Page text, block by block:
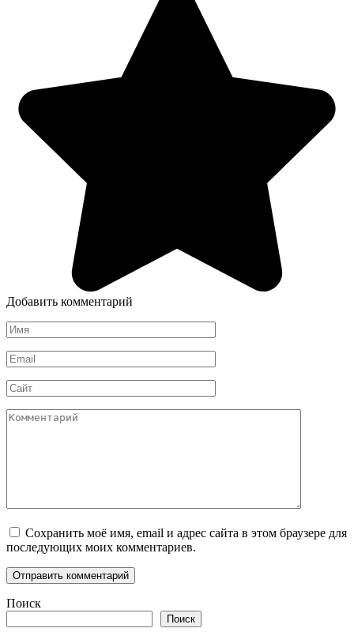
Добавить комментарий
Имя
*
Email
*
Сайт
Комментарий
Сохранить моё имя, email и адрес сайта в этом браузере для
последующих моих комментариев.
Поиск
Поиск